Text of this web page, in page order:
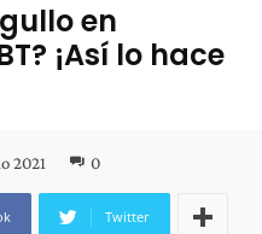
en
¡Así lo hace
2021 0
Twitter